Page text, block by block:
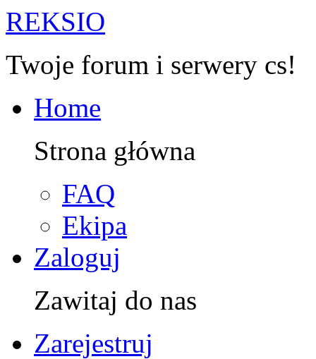
REKSIO
Twoje forum i serwery cs!
Home
Strona główna
FAQ
Ekipa
Zaloguj
Zawitaj do nas
Zarejestruj